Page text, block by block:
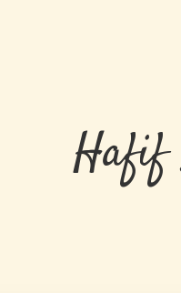
Hafif